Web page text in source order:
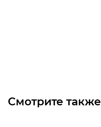
Смотрите также